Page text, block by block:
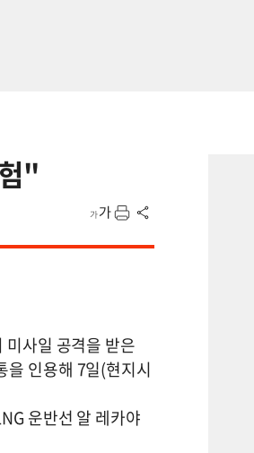
"
사일 공격을 받은
을 인용해 7일(현지시
운반선 알 레카야